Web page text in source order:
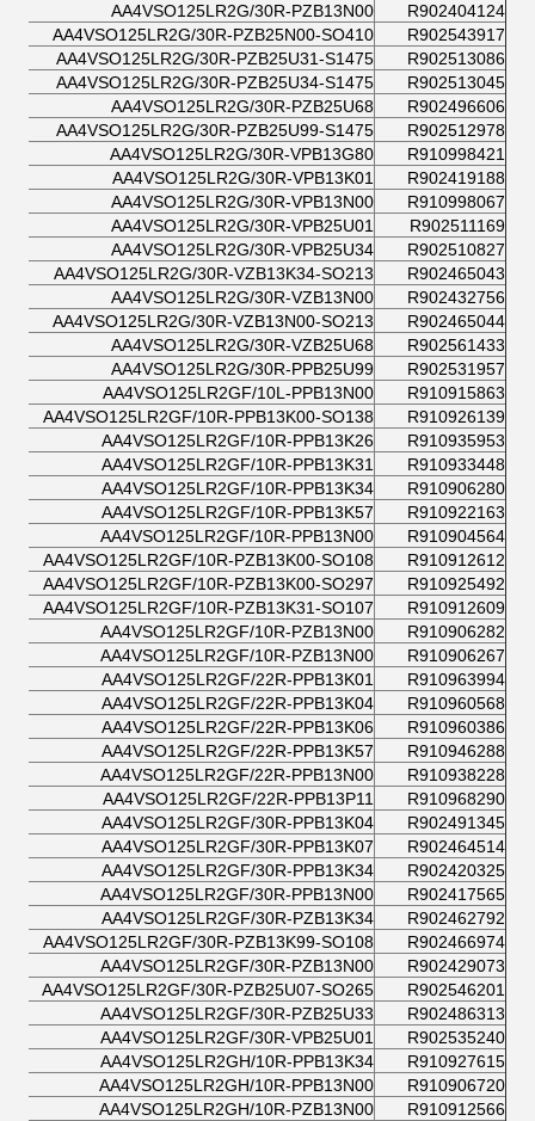
R902404124
AA4VSO125LR2G/30R-PZB13N00
R902543917
AA4VSO125LR2G/30R-PZB25N00-SO410
R902513086
AA4VSO125LR2G/30R-PZB25U31-S1475
R902513045
AA4VSO125LR2G/30R-PZB25U34-S1475
R902496606
AA4VSO125LR2G/30R-PZB25U68
R902512978
AA4VSO125LR2G/30R-PZB25U99-S1475
R910998421
AA4VSO125LR2G/30R-VPB13G80
R902419188
AA4VSO125LR2G/30R-VPB13K01
R910998067
AA4VSO125LR2G/30R-VPB13N00
R902511169
AA4VSO125LR2G/30R-VPB25U01
R902510827
AA4VSO125LR2G/30R-VPB25U34
R902465043
AA4VSO125LR2G/30R-VZB13K34-SO213
R902432756
AA4VSO125LR2G/30R-VZB13N00
R902465044
AA4VSO125LR2G/30R-VZB13N00-SO213
R902561433
AA4VSO125LR2G/30R-VZB25U68
R902531957
AA4VSO125LR2G/30R-PPB25U99
R910915863
AA4VSO125LR2GF/10L-PPB13N00
R910926139
AA4VSO125LR2GF/10R-PPB13K00-SO138
R910935953
AA4VSO125LR2GF/10R-PPB13K26
R910933448
AA4VSO125LR2GF/10R-PPB13K31
R910906280
AA4VSO125LR2GF/10R-PPB13K34
R910922163
AA4VSO125LR2GF/10R-PPB13K57
R910904564
AA4VSO125LR2GF/10R-PPB13N00
R910912612
AA4VSO125LR2GF/10R-PZB13K00-SO108
R910925492
AA4VSO125LR2GF/10R-PZB13K00-SO297
R910912609
AA4VSO125LR2GF/10R-PZB13K31-SO107
R910906282
AA4VSO125LR2GF/10R-PZB13N00
R910906267
AA4VSO125LR2GF/10R-PZB13N00
R910963994
AA4VSO125LR2GF/22R-PPB13K01
R910960568
AA4VSO125LR2GF/22R-PPB13K04
R910960386
AA4VSO125LR2GF/22R-PPB13K06
R910946288
AA4VSO125LR2GF/22R-PPB13K57
R910938228
AA4VSO125LR2GF/22R-PPB13N00
R910968290
AA4VSO125LR2GF/22R-PPB13P11
R902491345
AA4VSO125LR2GF/30R-PPB13K04
R902464514
AA4VSO125LR2GF/30R-PPB13K07
R902420325
AA4VSO125LR2GF/30R-PPB13K34
R902417565
AA4VSO125LR2GF/30R-PPB13N00
R902462792
AA4VSO125LR2GF/30R-PZB13K34
R902466974
AA4VSO125LR2GF/30R-PZB13K99-SO108
R902429073
AA4VSO125LR2GF/30R-PZB13N00
R902546201
AA4VSO125LR2GF/30R-PZB25U07-SO265
R902486313
AA4VSO125LR2GF/30R-PZB25U33
R902535240
AA4VSO125LR2GF/30R-VPB25U01
R910927615
AA4VSO125LR2GH/10R-PPB13K34
R910906720
AA4VSO125LR2GH/10R-PPB13N00
R910912566
AA4VSO125LR2GH/10R-PZB13N00